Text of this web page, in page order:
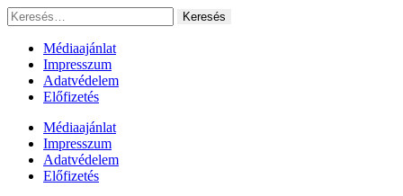
Ugrás
a
tartalomhoz
Keresés:
Médiaajánlat
Impresszum
Adatvédelem
Előfizetés
Médiaajánlat
Impresszum
Adatvédelem
Előfizetés